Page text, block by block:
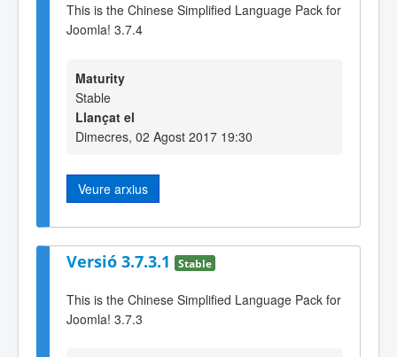
This is the Chinese Simplified Language Pack for
Joomla! 3.7.4
Maturity
Stable
Llançat el
Dimecres, 02 Agost 2017 19:30
Veure arxius
Versió 3.7.3.1 Stable
This is the Chinese Simplified Language Pack for
Joomla! 3.7.3